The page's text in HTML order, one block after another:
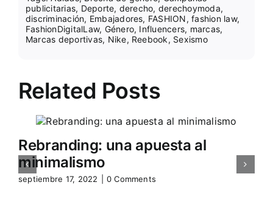
publicitarias, Deporte, derecho, derechoymoda,
discriminación, Embajadores, FASHION,fashion law,
FashionDigitalLaw, Género, Influencers, marcas,
Marcas deportivas, Nike, Reebook, Sexismo
Related Posts
Rebranding: una apuesta al
minimalismo
septiembre 17, 2022 0 Comments